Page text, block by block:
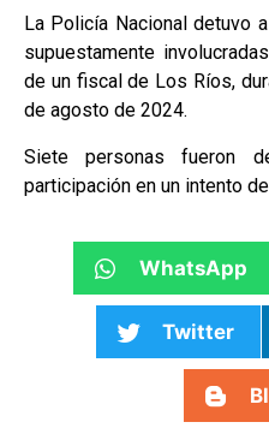
La Policía Nacional detuvo
supuestamente
de un fiscal de Los Ríos,
de agosto de 2024.
Siete personas fueron
participación en un intento
WhatsApp
Twitter